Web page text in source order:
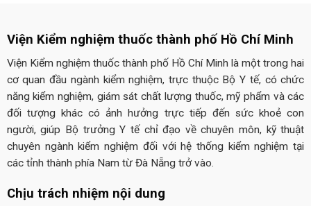
Viện Kiểm nghiệm thuốc thành phố Hồ Chí Minh
Viện Kiểm nghiệm thuốc thành phố Hồ Chí Minh là một trong hai
cơ quan đầu ngành kiểm nghiệm, trực thuộc Bộ Y tế, có chức
năng kiểm nghiệm, giám sát chất lượng thuốc, mỹ phẩm và các
đối tượng khác có ảnh hưởng trực tiếp đến sức khoẻ con
người, giúp Bộ trưởng Y tế chỉ đạo về chuyên môn, kỹ thuật
chuyên ngành kiểm nghiệm đối với hệ thống kiểm nghiệm tại
các tỉnh thành phía Nam từ Đà Nẵng trở vào.
Chịu trách nhiệm nội dung